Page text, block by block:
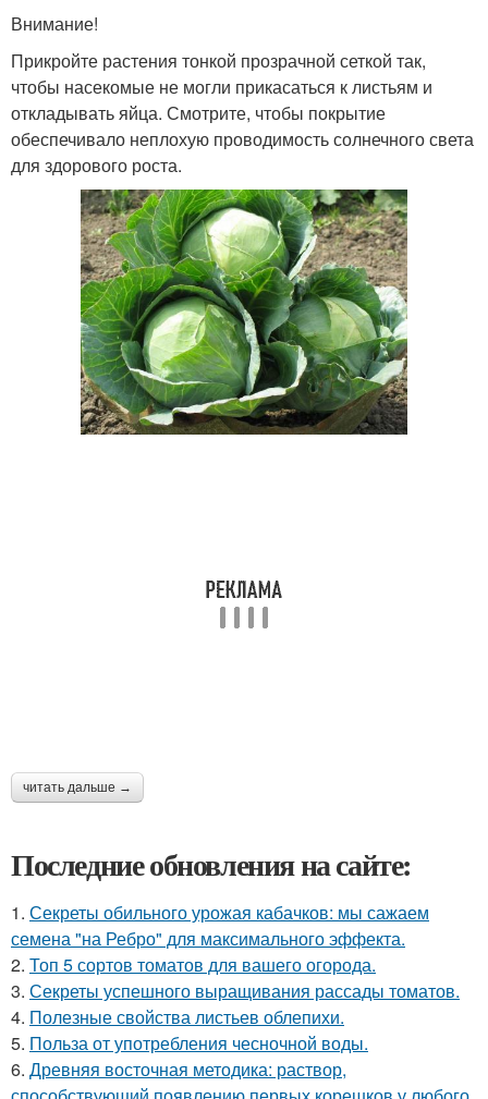
Внимание!
Прикройте растения тонкой прозрачной сеткой так,
чтобы насекомые не могли прикасаться к листьям и
откладывать яйца. Смотрите, чтобы покрытие
обеспечивало неплохую проводимость солнечного света
для здорового роста.
читать дальше →
Последние обновления на сайте:
1. Секреты обильного урожая кабачков: мы сажаем
семена "на Ребро" для максимального эффекта.
2. Топ 5 сортов томатов для вашего огорода.
3. Секреты успешного выращивания рассады томатов.
4. Полезные свойства листьев облепихи.
5. Польза от употребления чесночной воды.
6. Древняя восточная методика: раствор,